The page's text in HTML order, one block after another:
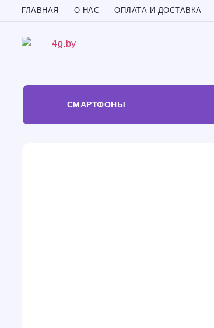
ГЛАВНАЯ О НАС ОПЛАТА И ДОСТАВКА
СМАРТФОНЫ